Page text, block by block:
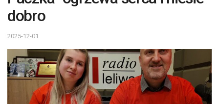
dobro
2025-12-01